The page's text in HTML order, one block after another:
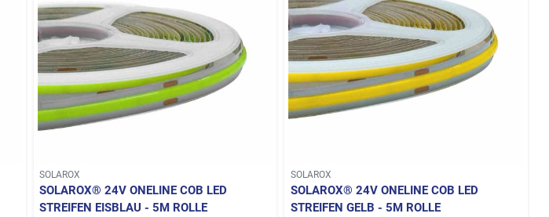
SOLAROX
SOLAROX® 24V ONELINE COB LED
STREIFEN EISBLAU - 5M ROLLE
SOLAROX
SOLAROX® 24V ONELINE COB LED
STREIFEN GELB - 5M ROLLE